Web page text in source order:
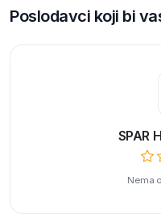
Poslodavci koji bi
SPAR
Nema